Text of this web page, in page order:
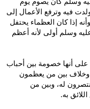
فيه وترفع الأعمال إلى
إذا كان العظماء يحتفل
وسلم أولى لأنه أعظم
على أنها خصومة بين أحباب
وخلاف بين من يعظمون
له، وبين من
به.